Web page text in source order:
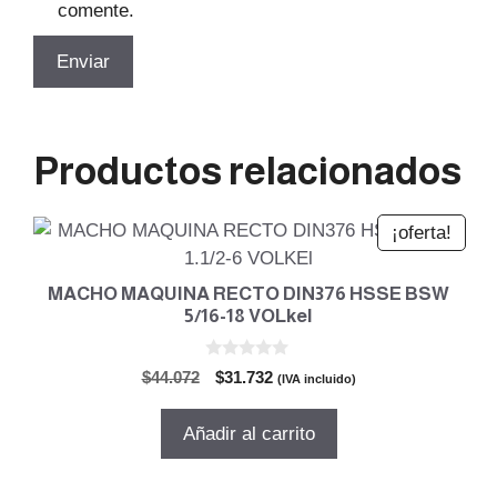
comente.
Productos relacionados
¡oferta!
MACHO MAQUINA RECTO DIN376 HSSE BSW
5/16-18 VOLkel
$44.072
El
original
$31.732El
actual
(IVA incluido)
Añadir al carrito